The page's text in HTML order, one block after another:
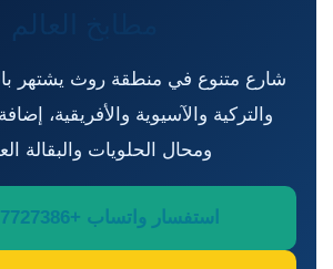
شارع متنوع في منطقة روث يشتهر
والتركية والآسيوية والأفريقية،
ومحال الحلويات والبقالة
استفسار واتساب +447577727386